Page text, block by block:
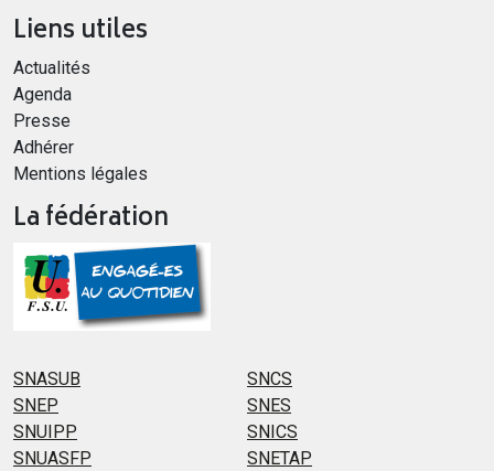
Liens utiles
Actualités
Agenda
Presse
Adhérer
Mentions légales
La fédération
SNASUB
SNCS
SNEP
SNES
SNUIPP
SNICS
SNUASFP
SNETAP